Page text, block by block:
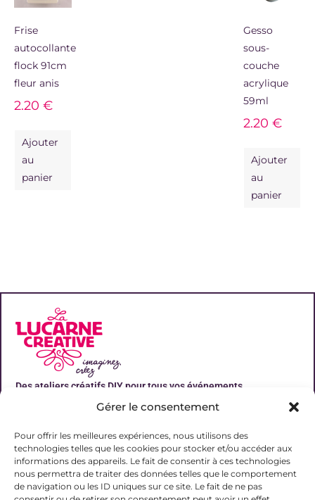
Gérer le consentement
Pour offrir les meilleures expériences, nous utilisons des
technologies telles que les cookies pour stocker et/ou accéder aux
informations des appareils. Le fait de consentir à ces technologies
nous permettra de traiter des données telles que le comportement
de navigation ou les ID uniques sur ce site. Le fait de ne pas
Frise
autocollante
flock 91cm
fleur anis
2.20 €
Ajouter
au
panier
Gesso
sous-
couche
acrylique
59ml
2.20€
Ajouter
au
panier
Des ateliers créatifs DIY pour tous vos événements
Liens utiles
Contact